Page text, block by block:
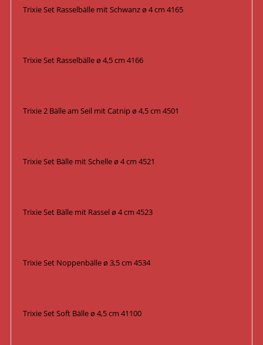
Trixie Set Rasselbälle mit Schwanz ø 4 cm 4165
Trixie Set Rasselbälle ø 4,5 cm 4166
Trixie 2 Bälle am Seil mit Catnip ø 4,5 cm 4501
Trixie Set Bälle mit Schelle ø 4 cm 4521
Trixie Set Bälle mit Rassel ø 4 cm 4523
Trixie Set Noppenbälle ø 3,5 cm 4534
Trixie Set Soft Bälle ø 4,5 cm 41100